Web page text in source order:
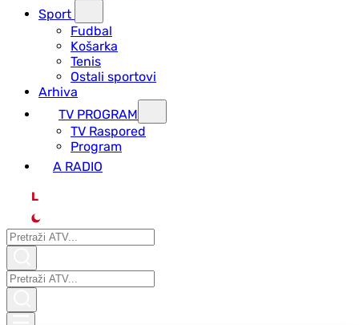
Sport
Fudbal
Košarka
Tenis
Ostali sportovi
Arhiva
TV PROGRAM
ТV Raspored
Program
A RADIO
L